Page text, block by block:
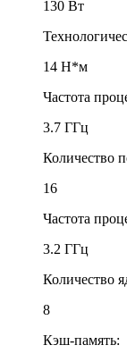
130 Вт
14 Н*м
Частота
3.7 ГГц
Количество
16
Частота
3.2 ГГц
Количество
8
Кэш-память: